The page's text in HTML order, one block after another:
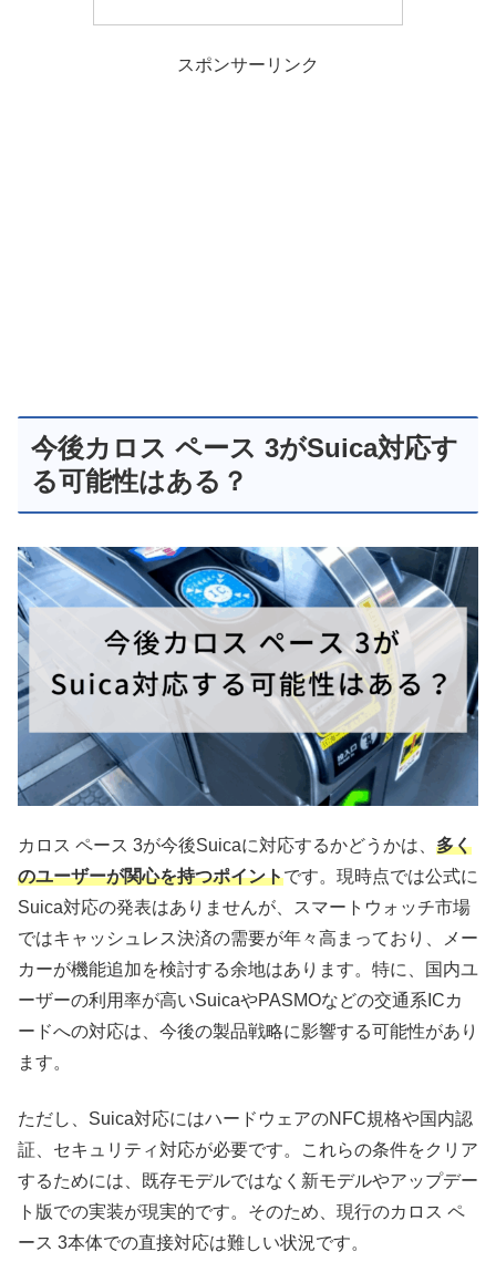
スポンサーリンク
今後カロス ペース 3がSuica対応す
る可能性はある？
カロス ペース 3が今後Suicaに対応するかどうかは、 多く
のユーザーが関心を持つポイントです。現時点では公式に
Suica対応の発表はありませんが、スマートウォッチ市場
ではキャッシュレス決済の需要が年々高まっており、メー
カーが機能追加を検討する余地はあります。特に、国内ユ
ーザーの利用率が高いSuicaやPASMOなどの交通系ICカ
ードへの対応は、今後の製品戦略に影響する可能性があり
ます。
ただし、Suica対応にはハードウェアのNFC規格や国内認
証、セキュリティ対応が必要です。これらの条件をクリア
するためには、既存モデルではなく新モデルやアップデー
ト版での実装が現実的です。そのため、現行のカロス ペ
ース 3本体での直接対応は難しい状況です。